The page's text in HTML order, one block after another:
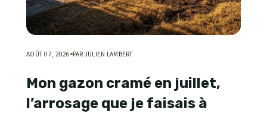
AOÛT 07, 2026 PAR JULIEN LAMBERT
Mon gazon cramé en juillet,
l’arrosage que je faisais à